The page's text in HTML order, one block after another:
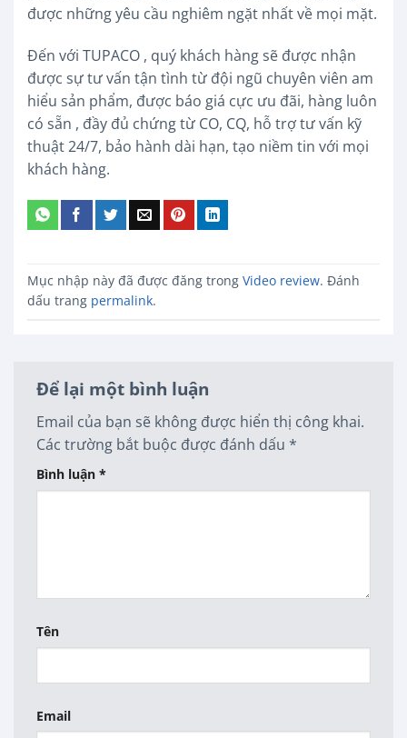
được những yêu cầu nghiêm ngặt nhất về mọi mặt.
Đến với TUPACO , quý khách hàng sẽ được nhận
được sự tư vấn tận tình từ đội ngũ chuyên viên am
hiểu sản phẩm, được báo giá cực ưu đãi, hàng luôn
có sẵn , đầy đủ chứng từ CO, CQ, hỗ trợ tư vấn kỹ
thuật 24/7, bảo hành dài hạn, tạo niềm tin với mọi
khách hàng.
Mục nhập này đã được đăng trong Video review. Đánh
dấu trang permalink.
Để lại một bình luận
Email của bạn sẽ không được hiển thị công khai.
Các trường bắt buộc được đánh dấu *
Bình luận *
Tên
Email